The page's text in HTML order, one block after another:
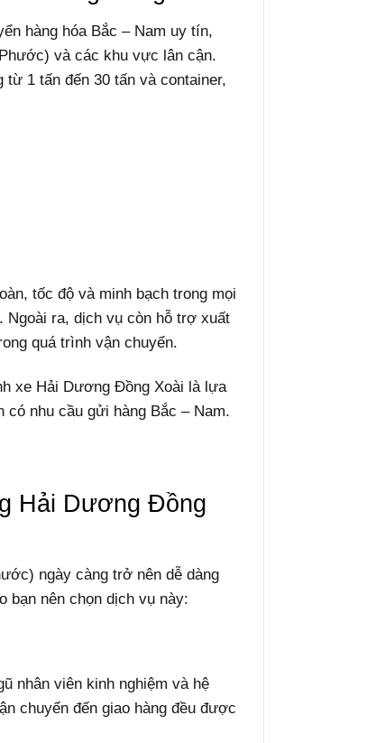
hàng hóa Bắc – Nam uy tín,
và các khu vực lân cận.
từ 1 tấn đến 30 tấn và container,
tốc độ và minh bạch trong mọi
Ngoài ra, dịch vụ còn hỗ trợ xuất
quá trình vận chuyển.
xe Hải Dương Đồng Xoài là lựa
có nhu cầu gửi hàng Bắc – Nam.
Hải Dương Đồng
ngày càng trở nên dễ dàng
bạn nên chọn dịch vụ này:
nhân viên kinh nghiệm và hệ
chuyển đến giao hàng đều được